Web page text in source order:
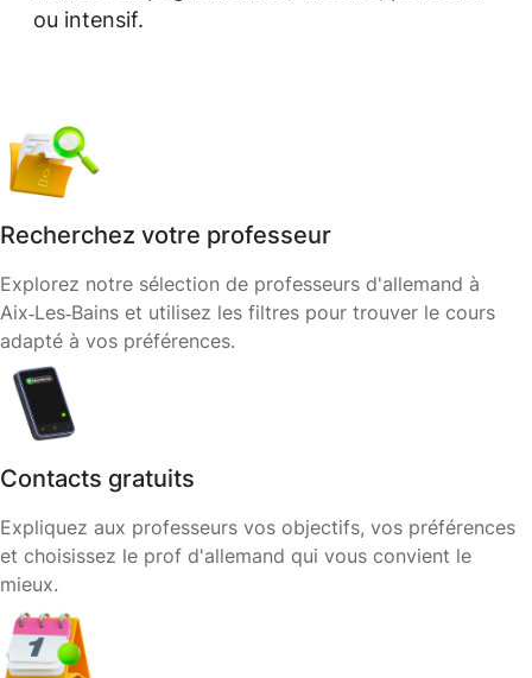
ou intensif.
Recherchez votre professeur
Explorez notre sélection de professeurs d'allemand à
Aix‑Les‑Bains et utilisez les filtres pour trouver le cours
adapté à vos préférences.
Contacts gratuits
Expliquez aux professeurs vos objectifs, vos préférences
et choisissez le prof d'allemand qui vous convient le
mieux.